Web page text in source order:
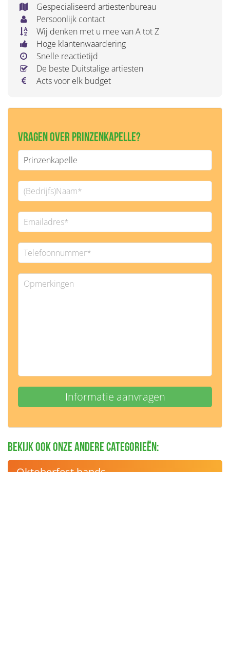
Gespecialiseerd artiestenbureau
Persoonlijk contact
Wij denken met u mee van A tot Z
Hoge klantenwaardering
Snelle reactietijd
De beste Duitstalige artiesten
Acts voor elk budget
Vragen over Prinzenkapelle?
Bekijk ook onze andere categorieën:
Oktoberfest bands